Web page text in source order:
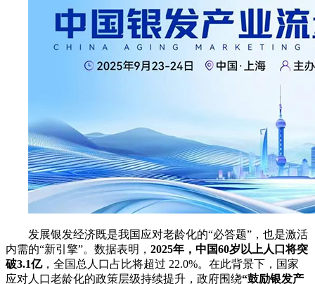
发展银发经济既是我国应对老龄化的“必答题”，也是激活
内需的“新引擎”。数据表明， 2025年，中国60岁以上人口将突
破3.1亿，全国总人口占比将超过 22.0%。在此背景下，国家
应对人口老龄化的政策层级持续提升，政府围绕“鼓励银发产